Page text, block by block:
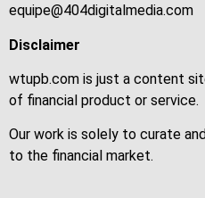
equipe@404digitalmedia.com
Disclaimer
wtupb.com is just a content
of financial product or service.
Our work is solely to curate
to the financial market.